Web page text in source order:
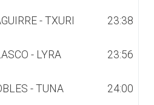
- TXURI 23:38
- LYRA 23:56
- TUNA 24:00